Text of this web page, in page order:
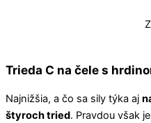
Trieda C na čele s
Najnižšia, a čo sa sily týka aj
štyroch tried. Pravdou však